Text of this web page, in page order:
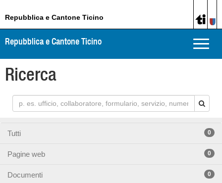
Repubblica e Cantone Ticino
Toggle
Repubblica e Cantone Ticino
Ricerca
0
Tutti
0
Pagine web
0
Documenti